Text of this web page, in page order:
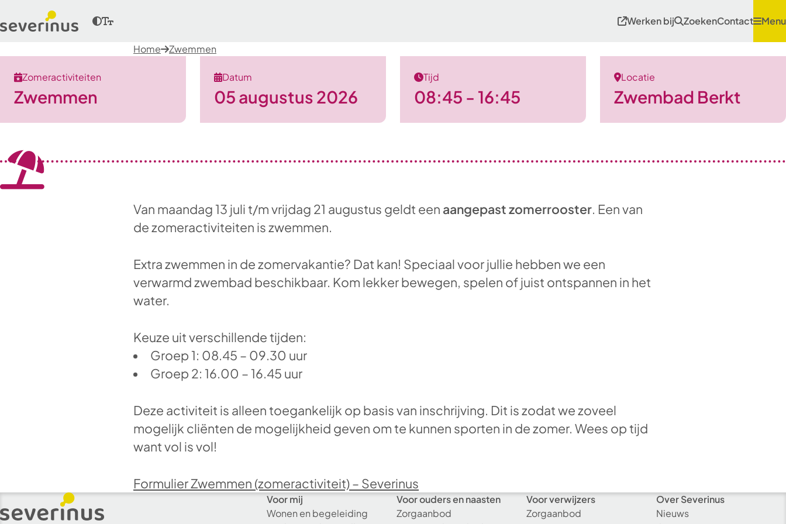
Werken bij ZoekenContact Menu
Home Zwemmen
Zomeractiviteiten
Zwemmen
Datum
05 augustus 2026
Tijd
08:45 - 16:45
Locatie
Zwembad Berkt
Van maandag 13 juli t/m vrijdag 21 augustus geldt een aangepast zomerrooster. Een van
de zomeractiviteiten is zwemmen.
Extra zwemmen in de zomervakantie? Dat kan! Speciaal voor jullie hebben we een
verwarmd zwembad beschikbaar. Kom lekker bewegen, spelen of juist ontspannen in het
water.
Keuze uit verschillende tijden:
Groep 1: 08.45 – 09.30 uur
Groep 2: 16.00 – 16.45 uur
Deze activiteit is alleen toegankelijk op basis van inschrijving. Dit is zodat we zoveel
mogelijk cliënten de mogelijkheid geven om te kunnen sporten in de zomer. Wees op tijd
want vol is vol!
Formulier Zwemmen (zomeractiviteit) – Severinus
Voor mij
Wonen en begeleiding
Voor ouders en naasten
Zorgaanbod
Voor verwijzers
Zorgaanbod
Over Severinus
Nieuws